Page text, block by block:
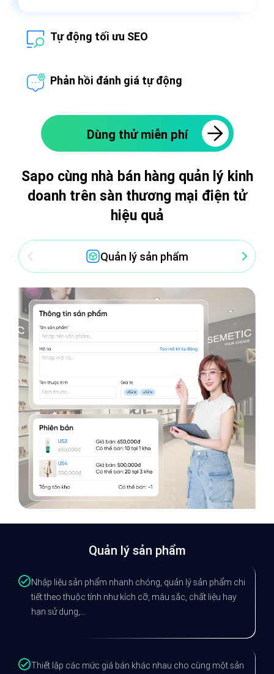
Tự động tối ưu SEO
của bạn sẽ đạt thứ hạng cao trên kết quả tìm kiếm,
Phản hồi đánh giá tự động
từng ngữ cảnh, giúp nâng cao trải nghiệm khách
hàng. Đồng thời, AI còn tổng hợp đánh giá dựa trên
chất lượng sản phẩm và dịch vụ, mang đến cái nhìn
một cách hiệu quả.
Dùng thử miễn phí
Sapo cùng nhà bán hàng quản lý kinh
doanh trênsàn thương mại điện tử
hiệu quả
Quản lý sản phẩm
Quản lý sản phẩm
Nhập liệu sản phẩm nhanh chóng, quản lý sản phẩm chi
tiết theo thuộc tính như kích cỡ, màu sắc, chất liệu hay
hạn sử dụng,...
Thiết lập các mức giá bán khác nhau cho cùng một sản